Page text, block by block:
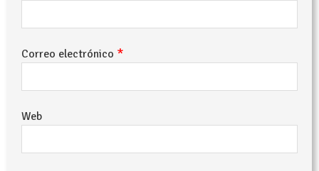
Correo electrónico *
Web